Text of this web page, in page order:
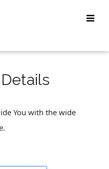
You with the wide